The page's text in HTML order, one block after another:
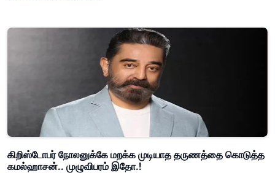
கிறிஸ்டோபர் நோலனுக்கே மறக்க முடியாத தருணத்தை கொடுத்த
கமல்ஹாசன்.. முழுவிபரம் இதோ.!